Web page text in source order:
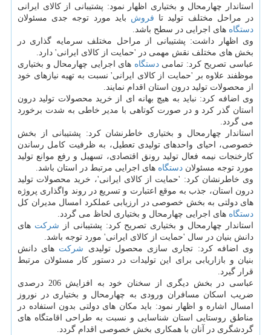
استاندار چهارمحال و بختیاری اظهار نمود: پشتیبانی از كالای ایرانی
در مراحل مختلف تولید تا فروش باید مورد توجه جدی مسئولان
دستگاه های اجرایی در سطح باشد.
وی اظهار داشت: پشتیبانی از مراحل مختلف سرمایه گذاری در
بخش های مختلف نقش مهمی در 'حمایت از كالای ایرانی' دارد.
عباسی تصریح كرد: تمامیدستگاه های اجرایی چهارمحال و بختیاری
موظفند علاوه بر 'حمایت از كالای ایرانی' نسبت به تهیه نیازهای خود
از محصولات تولید درون استان اقدام نمایند.
وی اضافه كرد: نباید به هیچ بهانه ای از خرید محصولات تولید درون
استان گذر كرد و در صورت كوتاهی با مدیر خاطی به شدت برخورد
می گردد.
استاندار چهارمحال و بختیاری خاطرنشان كرد: پشتیبانی از بخش
خصوصی، احیای واحدهای تولیدی تعطیل، به ظرفیت كامل رساندن
كارخنجات نیمه فعال تولید رونق اقتصادی، تسهیل و رفع موانع تولید
مورد توجه مسئولان دستگاه های اجرایی مرتبط در استان باشد.
وی خاطرنشان كرد: 'حمایت از كالای ایرانی'، خرید محصولات تولید
درون استان، جذب به موقع اعتبارت و تسریع در روند واگذاری پروژه
های دولتی به بخش خصوصی در ارزیابی عملكرد امسال مدیران كل
دستگاه های اجرایی چهارمحال و بختیاری لحاظ می گردد.
استاندار چهارمحال و بختیاری تصریح كرد: پشتیبانی از شركت های
دانش بنیان در سال 'حمایت از كالای ایرانی' مورد توجه باشد.
وی اضافه كرد: تجاری سازی محصول تولیدی شركت های دانش
بنیان و بازاریابی برای این تولیدات در دستور كار مسئولان مرتبط
قرار گیرد.
عباسی در بخش دیگری از سخنان خود به افزایش 206 درصدی
ضریب اسكان مسافران ورودی به چهارمحال و بختیاری در نوروز
امسال اشاره و اظهار نمود: باید مكان های دولتی بدون استفاده در
مناطق روستایی استان شناسایی و نسبت به طراحی اقامتگاه های
گردشگری در آنان با همكاری بخش خصوصی اقدام گردد.